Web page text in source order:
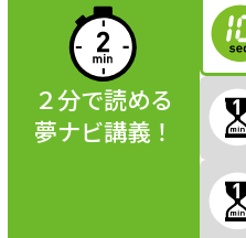
２分で読める
夢ナビ講義！